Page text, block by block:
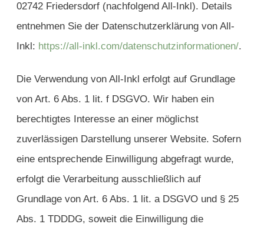
02742 Friedersdorf (nachfolgend All-Inkl). Details
entnehmen Sie der Datenschutzerklärung von All-
Inkl: https://all-inkl.com/datenschutzinformationen/.
Die Verwendung von All-Inkl erfolgt auf Grundlage
von Art. 6 Abs. 1 lit. f DSGVO. Wir haben ein
berechtigtes Interesse an einer möglichst
zuverlässigen Darstellung unserer Website. Sofern
eine entsprechende Einwilligung abgefragt wurde,
erfolgt die Verarbeitung ausschließlich auf
Grundlage von Art. 6 Abs. 1 lit. a DSGVO und § 25
Abs. 1 TDDDG, soweit die Einwilligung die